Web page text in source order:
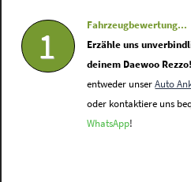
1
Fahrzeugbewertung...
Erzähle uns
deinem Daewoo Rezzo!
entweder unserAuto
oder kontaktiere uns
WhatsApp!